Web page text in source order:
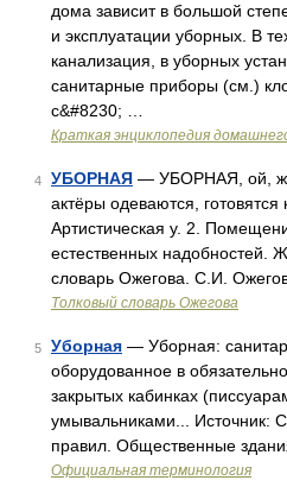
дома зависит в большой
и эксплуатации уборных. В
канализация, в уборных
санитарные приборы (см.)
с&#8230; …
Краткая энциклопедия
4 УБОРНАЯ — УБОРНАЯ, ой,
актёры одеваются, готовятся
Артистическая у. 2.
естественных надобностей.
словарь Ожегова. С.И.
Толковый словарь Ожегова
5 Уборная — Уборная:
оборудованное в
закрытых кабинках
умывальниками... Источник:
правил. Общественные
Официальная терминология